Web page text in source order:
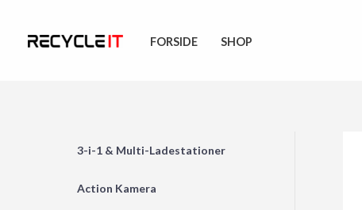
FORSIDE SHOP
3-i-1 & Multi-Ladestationer
Action Kamera